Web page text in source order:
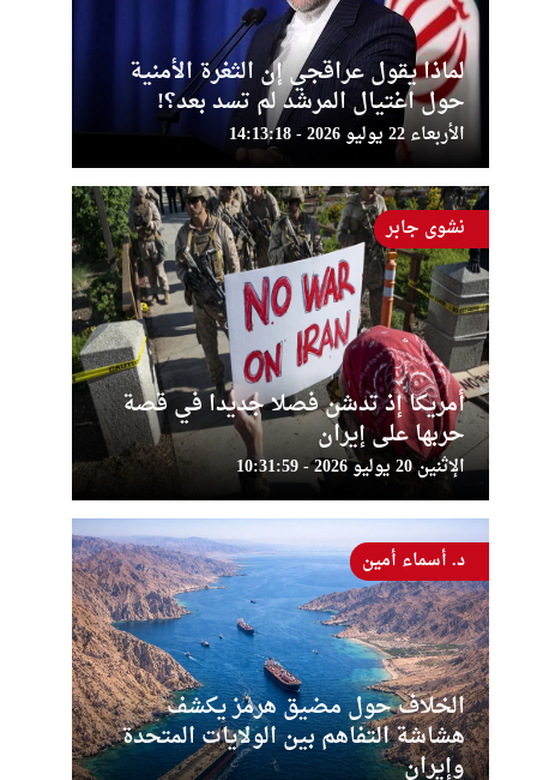
لماذا يقول عراقجي إن الثغرة الأمنية
حول اغتيال المرشد لم تسد بعد؟!
الأربعاء 22 يوليو 2026 - 14:13:18
أمريكا إذ تدشن فصلا جديدا في قصة
حربها على إيران
الإثنين 20 يوليو 2026 - 10:31:59
نشوى جابر
الخلاف حول مضيق هرمز يكشف
هشاشة التفاهم بين الولايات المتحدة
وإيران
د. أسماء أمين